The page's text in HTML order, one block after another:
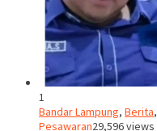
1
Bandar Lampung, Berita,
Pesawaran29,596 views